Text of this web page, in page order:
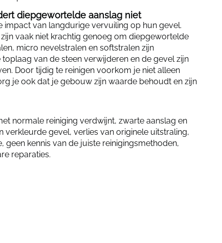
diepgewortelde aanslag niet
impact van langdurige vervuiling op hun gevel.
vaak niet krachtig genoeg om diepgewortelde
micro nevelstralen en softstralen zijn
van de steen verwijderen en de gevel zijn
Door tijdig te reinigen voorkom je niet alleen
je ook dat je gebouw zijn waarde behoudt en zijn
normale reiniging verdwijnt, zwarte aanslag en
verkleurde gevel, verlies van originele uitstraling,
geen kennis van de juiste reinigingsmethoden,
reparaties.